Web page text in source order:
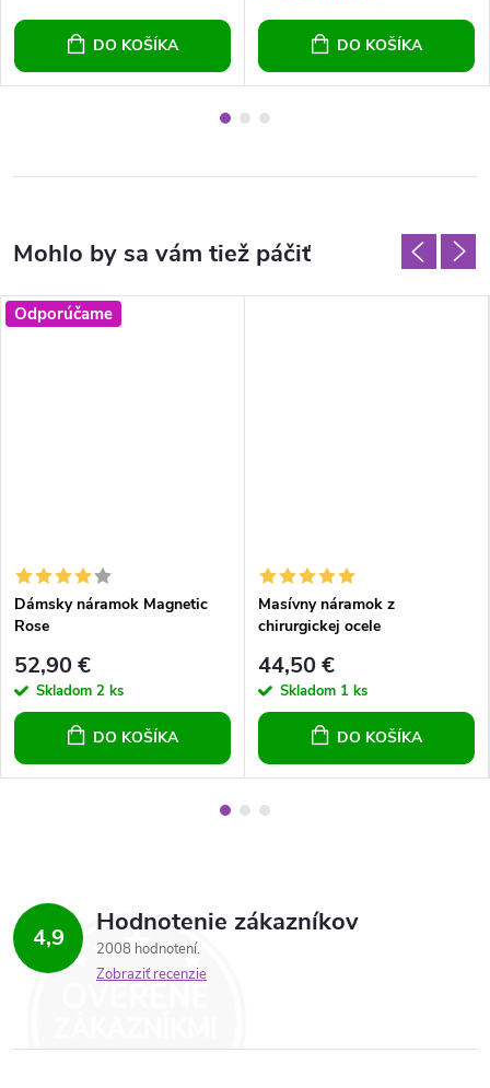
DO KOŠÍKA DO KOŠÍKA
Odporúčame
Dámsky náramok Magnetic
Rose
52,90 €
Skladom 2 ks
DO KOŠÍKA
Masívny náramok z
chirurgickej ocele
44,50 €
Skladom 1 ks
DO KOŠÍKA
4,9 Hodnotenie zákazníkov
2008 hodnotení
Zobraziť recenzie